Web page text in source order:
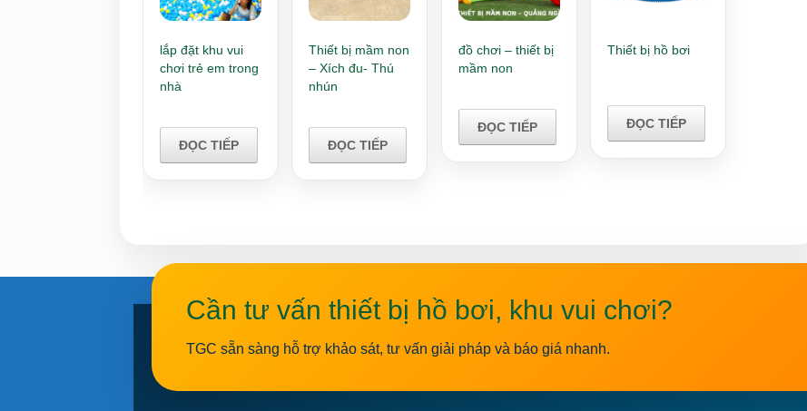
lắp đặt khu vui
chơi trẻ em trong
nhà
ĐỌC TIẾP
Thiết bị mầm non
– Xích đu- Thú
nhún
ĐỌC TIẾP
đồ chơi – thiết bị
mầm non
ĐỌC TIẾP
Thiết bị hồ bơi
ĐỌC TIẾP
Cần tư vấn thiết bị hồ bơi, khu vui chơi?
TGC sẵn sàng hỗ trợ khảo sát, tư vấn giải pháp và báo giá nhanh.